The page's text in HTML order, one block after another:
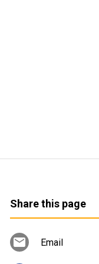
Share this page
Email